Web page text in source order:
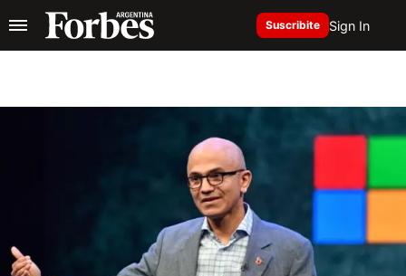
Suscribite Sign In